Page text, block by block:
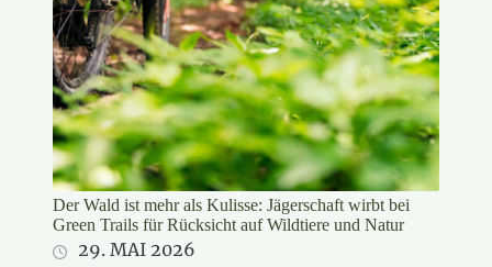
Der Wald ist mehr als Kulisse: Jägerschaft wirbt bei
Green Trails für Rücksicht auf Wildtiere und Natur
29. MAI 2026